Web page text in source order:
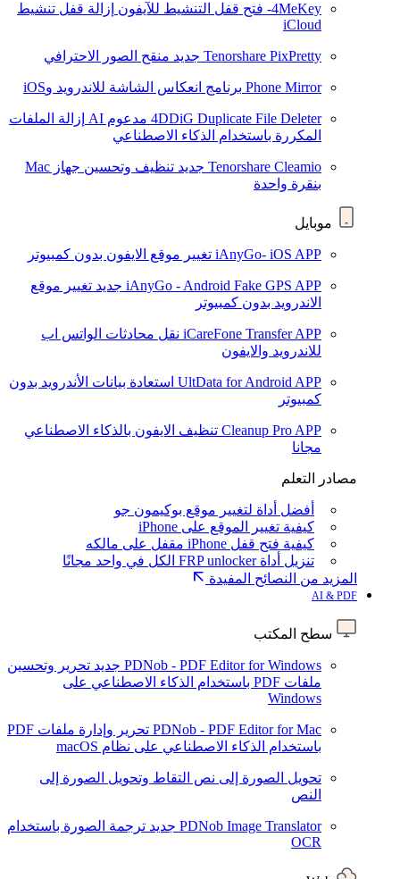
4MeKey- فتح قفل التنشيط للآيفون
إزالة قفل تنشيط
iCloud
Tenorshare PixPretty جديد منقح الصور الاحترافي
Phone Mirror برنامج انعكاس الشاشة للاندرويد وiOS
4DDiG Duplicate File Deleter مدعوم AI
إزالة الملفات
المكررة باستخدام الذكاء الاصطناعي
Tenorshare Cleamio جديد
تنظيف وتحسين جهاز Mac
بنقرة واحدة
موبايل
iAnyGo- iOS APP تغيير موقع الايفون بدون كمبيوتر
iAnyGo - Android Fake GPS APP جديد تغيير موقع
الاندرويد بدون كمبيوتر
iCareFone Transfer APP نقل محادثات الواتس اب
للاندرويد والايفون
UltData for Android APP استعادة بيانات الأندرويد بدون
كمبيوتر
Cleanup Pro APP تنظيف الايفون بالذكاء الاصطناعي
مجانا
مصادر التعلم
أفضل أداة لتغيير موقع بوكيمون جو
كيفية تغيير الموقع على iPhone
كيفية فتح قفل iPhone مقفل على مالكه
تنزيل أداة FRP unlocker الكل في واحد مجانًا
المزيد من النصائح المفيدة
AI & PDF
سطح المكتب
PDNob - PDF Editor for Windows جديد تحرير وتحسين
ملفات PDF باستخدام الذكاء الاصطناعي على
Windows
PDNob - PDF Editor for Mac
تحرير وإدارة ملفات PDF
باستخدام الذكاء الاصطناعي على نظام macOS
تحويل الصورة إلى نص التقاط وتحويل الصورة إلى
النص
PDNob Image Translator جديد ترجمة الصورة باستخدام
OCR